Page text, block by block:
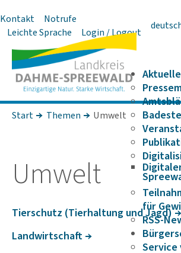
Kontakt
Notrufe
Leichte Sprache
Login / Logout
für
RSS-
Service
Start Themen Umwelt
Umwelt
Tier­schutz (Tier­hal­tung und Jagd)
Land­wirt­schaft